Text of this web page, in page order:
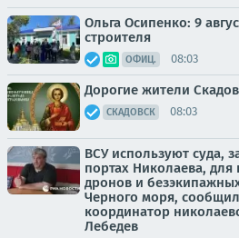
Ольга Осипенко: 9
строителя
ОФИЦ. 08:03
Дорогие жители
СКАДОВСК 08:03
ВСУ используют суда,
портах Николаева, для
дронов и
Черного моря,
координатор
Лебедев